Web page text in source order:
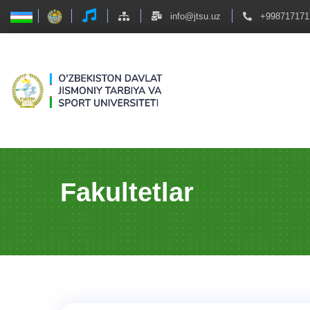
info@jtsu.uz
Fakultetlar